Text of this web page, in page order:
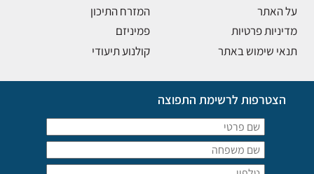
על האתר
מדיניות פרטיות
תנאי שימוש באתר
המזרח התיכון
פמיניזם
קולנוע תיעודי
הצטרפות לרשימת התפוצה